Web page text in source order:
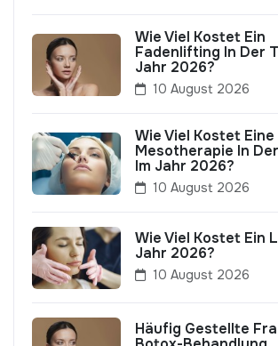
Wie Viel Kostet Ein
Fadenlifting In Der
Jahr 2026?
10 August 2026
Wie Viel Kostet Eine
Mesotherapie In
Im Jahr 2026?
10 August 2026
Wie Viel Kostet Ein
Jahr 2026?
10 August 2026
Häufig Gestellte